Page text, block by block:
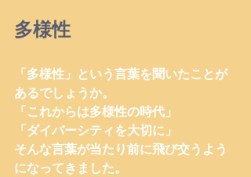
多様性
「多様性」という言葉を聞いたことが
あるでしょうか。
「これからは多様性の時代」
「ダイバーシティを大切に」
そんな言葉が当たり前に飛び交うよう
になってきました。